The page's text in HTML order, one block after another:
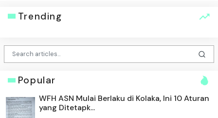
Trending
Popular
WFH ASN Mulai Berlaku di Kolaka, Ini 10 Aturan
yang Ditetapk...